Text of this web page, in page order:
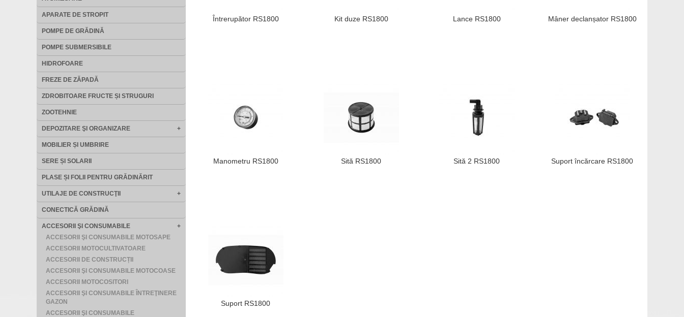
APARATE DE STROPIT
POMPE DE GRĂDINĂ
POMPE SUBMERSIBILE
HIDROFOARE
FREZE DE ZĂPADĂ
ZDROBITOARE FRUCTE ȘI STRUGURI
ZOOTEHNIE
DEPOZITARE ŞI ORGANIZARE +
MOBILIER ȘI UMBRIRE
SERE ȘI SOLARII
PLASE ȘI FOLII PENTRU GRĂDINĂRIT
UTILAJE DE CONSTRUCŢII +
CONECTICĂ GRĂDINĂ
ACCESORII ŞI CONSUMABILE
+
ACCESORII ŞI CONSUMABILE MOTOSAPE
ACCESORII MOTOCULTIVATOARE
ACCESORII DE CONSTRUCȚII
ACCESORII ŞI CONSUMABILE MOTOCOASE
ACCESORII MOTOCOSITORI
ACCESORII ŞI CONSUMABILE ÎNTREŢINERE
GAZON
ACCESORII ŞI CONSUMABILE
Întrerupător RS1800 Kit duze RS1800 Lance RS1800 Mâner declanșator RS1800
Manometru RS1800 Sită RS1800 Sită 2 RS1800 Suport încărcare RS1800
Suport RS1800